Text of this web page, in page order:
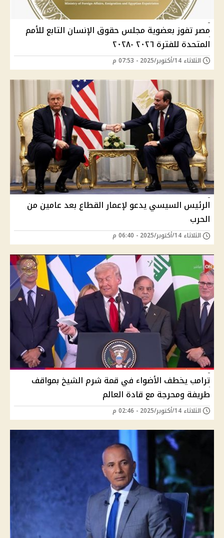
مصر تفوز بعضوية مجلس حقوق الإنسان التابع للأمم
المتحدة للفترة ٢٠٢٦ -٢٠٢٨
الثلاثاء 14/أكتوبر/2025 - 07:53 م
الرئيس السيسي يدعو لإعمار القطاع بعد عامين من
الحرب
الثلاثاء 14/أكتوبر/2025 - 06:40 م
ترامب يخطف الأضواء في قمة شرم الشيخ بمواقف
طريفة ومحرجة مع قادة العالم
الثلاثاء 14/أكتوبر/2025 - 02:46 م